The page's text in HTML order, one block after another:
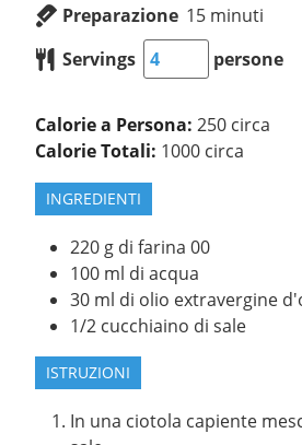
Preparazione 15 minuti
Servings
persone
Calorie a Persona:250 circa
Calorie Totali: 1000 circa
INGREDIENTI
220 g di farina 00
100 ml di acqua
30 ml di olio extravergine
1/2 cucchiaino di sale
ISTRUZIONI
In una ciotola capiente